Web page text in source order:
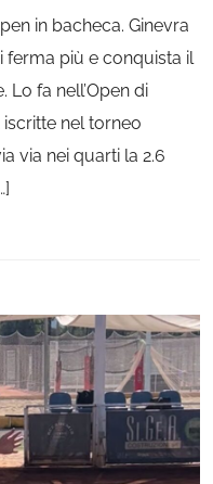
in bacheca. Ginevra
ferma più e conquista il
fa nell’Open di
nel torneo
via nei quarti la 2.6